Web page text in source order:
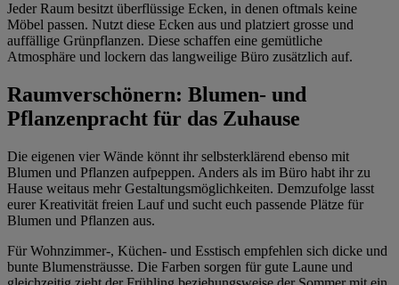
Jeder Raum besitzt überflüssige Ecken, in denen oftmals keine
Möbel passen. Nutzt diese Ecken aus und platziert grosse und
auffällige Grünpflanzen. Diese schaffen eine gemütliche
Atmosphäre und lockern das langweilige Büro zusätzlich auf.
Raumverschönern: Blumen- und
Pflanzenpracht für das Zuhause
Die eigenen vier Wände könnt ihr selbsterklärend ebenso mit
Blumen und Pflanzen aufpeppen. Anders als im Büro habt ihr zu
Hause weitaus mehr Gestaltungsmöglichkeiten. Demzufolge lasst
eurer Kreativität freien Lauf und sucht euch passende Plätze für
Blumen und Pflanzen aus.
Für Wohnzimmer-, Küchen- und Esstisch empfehlen sich dicke und
bunte Blumensträusse. Die Farben sorgen für gute Laune und